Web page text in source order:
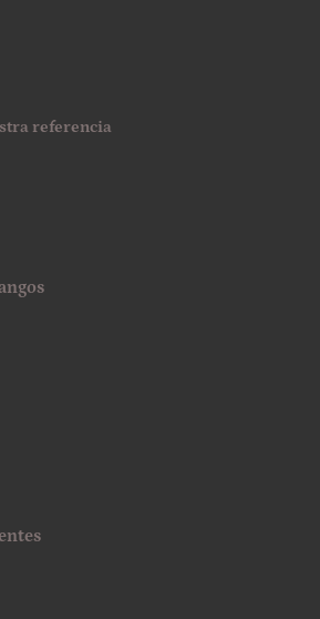
referencia